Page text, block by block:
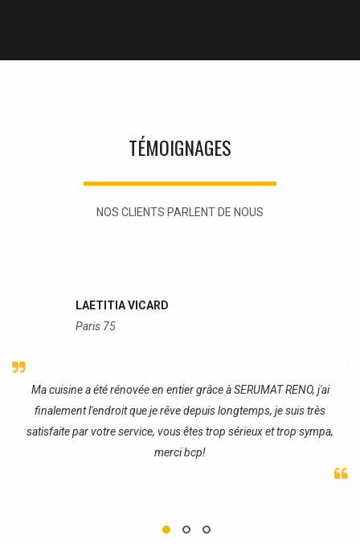
TÉMOIGNAGES
NOS CLIENTS PARLENT DE NOUS
LAETITIA VICARD
Paris 75
Ma cuisine a été rénovée en entier grâce à SERUMAT RENO, j'ai
finalement l'endroit que je rêve depuis longtemps, je suis très
satisfaite par votre service, vous êtes trop sérieux et trop sympa,
merci bcp!